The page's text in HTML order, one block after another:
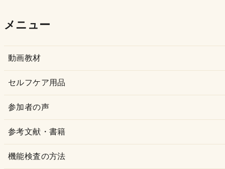
イ
メニュー
動画教材
セルフケア用品
参加者の声
参考文献・書籍
機能検査の方法